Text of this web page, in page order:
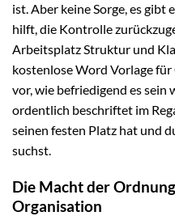
ist. Aber keine Sorge, es gibt
hilft, die Kontrolle
Arbeitsplatz Struktur und
kostenlose Word Vorlage für
vor, wie befriedigend es sein
ordentlich beschriftet im
seinen festen Platz hat und
suchst.
Die Macht der
Organisation